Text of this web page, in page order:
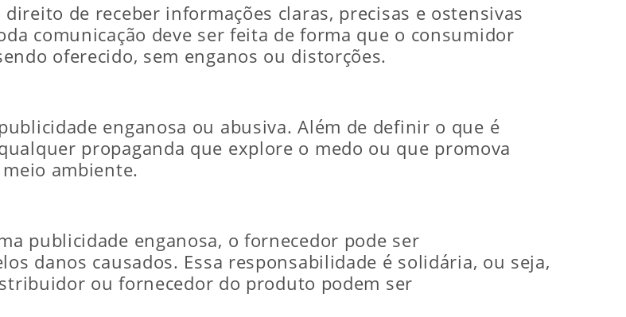
de receber informações claras, precisas e ostensivas
comunicação deve ser feita de forma que o consumidor
oferecido, sem enganos ou distorções.
enganosa ou abusiva. Além de definir o que é
propaganda que explore o medo ou que promova
ambiente.
publicidade enganosa, o fornecedor pode ser
danos causados. Essa responsabilidade é solidária, ou seja,
ou fornecedor do produto podem ser